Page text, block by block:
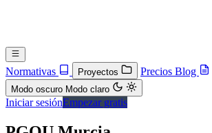
Normativas Proyectos Precios Blog
Modo oscuro Modo claro
Iniciar sesiónEmpezar gratis